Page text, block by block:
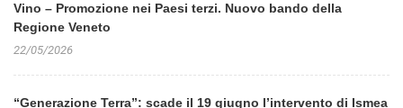
Vino – Promozione nei Paesi terzi. Nuovo bando della
Regione Veneto
22/05/2026
“Generazione Terra”: scade il 19 giugno l’intervento di Ismea